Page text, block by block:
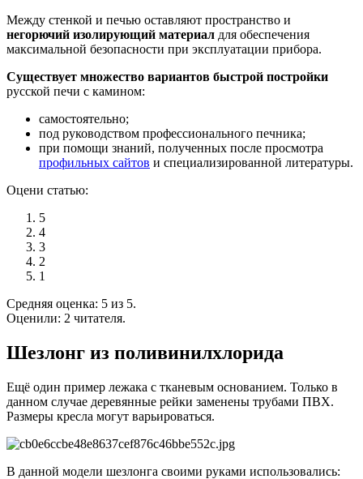
Между стенкой и печью оставляют пространство и
негорючий изолирующий материал для обеспечения
максимальной безопасности при эксплуатации прибора.
Существует множество вариантов быстрой постройки
русской печи с камином:
самостоятельно;
под руководством профессионального печника;
при помощи знаний, полученных после просмотра
профильных сайтов и специализированной литературы.
Оцени статью:
5
4
3
2
1
Средняя оценка: 5 из 5.
Оценили: 2 читателя.
Шезлонг из поливинилхлорида
Ещё один пример лежака с тканевым основанием. Только в
данном случае деревянные рейки заменены трубами ПВХ.
Размеры кресла могут варьироваться.
В данной модели шезлонга своими руками использовались: